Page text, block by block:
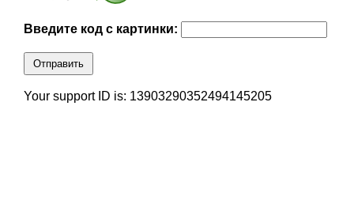
Введите код с картинки:
Отправить
Your support ID is: 13903290352494145205